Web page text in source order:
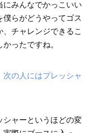
にみんなでかっこいい
僕らがどうやってゴス
チャレンジできるこ
ったですね。
の人にはプレッシャ
シャーというほどの変